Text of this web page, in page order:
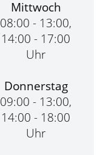
Mittwoch
08:00 - 13:00,
14:00 - 17:00
Uhr
Donnerstag
09:00 - 13:00,
14:00 - 18:00
Uhr